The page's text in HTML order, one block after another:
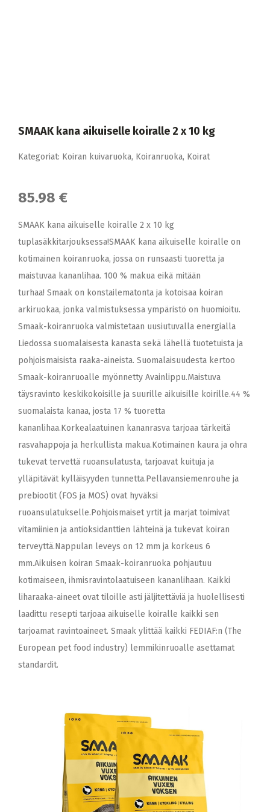
SMAAK kana aikuiselle koiralle 2 x 10 kg
Kategoriat: Koiran kuivaruoka, Koiranruoka, Koirat
85.98 €
SMAAK kana aikuiselle koiralle 2 x 10 kg
tuplasäkkitarjouksessa!SMAAK kana aikuiselle koiralle on
kotimainen koiranruoka, jossa on runsaasti tuoretta ja
maistuvaa kananlihaa. 100 % makua eikä mitään
turhaa! Smaak on konstailematonta ja kotoisaa koiran
arkiruokaa, jonka valmistuksessa ympäristö on huomioitu.
Smaak-koiranruoka valmistetaan uusiutuvalla energialla
Liedossa suomalaisesta kanasta sekä lähellä tuotetuista ja
pohjoismaisista raaka-aineista. Suomalaisuudesta kertoo
Smaak-koiranruoalle myönnetty Avainlippu.Maistuva
täysravinto keskikokoisille ja suurille aikuisille koirille.44 %
suomalaista kanaa, josta 17 % tuoretta
kananlihaa.Korkealaatuinen kananrasva tarjoaa tärkeitä
rasvahappoja ja herkullista makua.Kotimainen kaura ja ohra
tukevat tervettä ruoansulatusta, tarjoavat kuituja ja
ylläpitävät kylläisyyden tunnetta.Pellavansiemenrouhe ja
prebiootit (FOS ja MOS) ovat hyväksi
ruoansulatukselle.Pohjoismaiset yrtit ja marjat toimivat
vitamiinien ja antioksidanttien lähteinä ja tukevat koiran
terveyttä.Nappulan leveys on 12 mm ja korkeus 6
mm.Aikuisen koiran Smaak-koiranruoka pohjautuu
kotimaiseen, ihmisravintolaatuiseen kananlihaan. Kaikki
liharaaka-aineet ovat tiloille asti jäljitettäviä ja huolellisesti
laadittu resepti tarjoaa aikuiselle koiralle kaikki sen
tarjoamat ravintoaineet. Smaak ylittää kaikki FEDIAF:n (The
European pet food industry) lemmikinruoalle asettamat
standardit.